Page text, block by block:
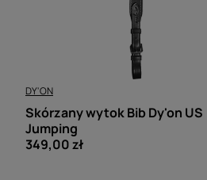
DY'ON
Skórzany wytok Bib Dy'on US
Jumping
349,00 zł